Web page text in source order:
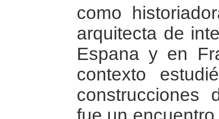
como
arquitecta de
Espana y en
contexto
construcciones